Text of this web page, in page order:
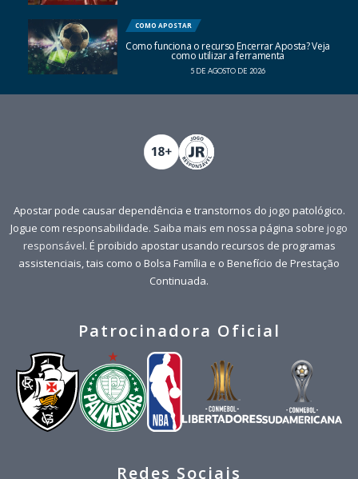
COMO APOSTAR
Como funciona o recurso Encerrar Aposta? Veja
como utilizar a ferramenta
5 DE AGOSTO DE 2026
Apostar pode causar dependência e transtornos do jogo patológico.
Jogue com responsabilidade. Saiba mais em nossa página sobre jogo
responsável. É proibido apostar usando recursos de programas
assistenciais, tais como o Bolsa Família e o Benefício de Prestação
Continuada.
Patrocinadora Oficial
Redes Sociais